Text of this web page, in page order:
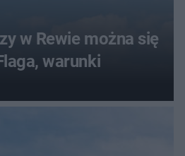
w Rewie można się
warunki